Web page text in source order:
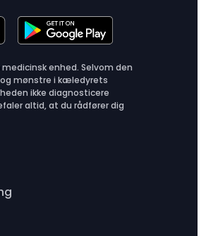
enhed. Selvom den
mønstre i kæledyrets
ikke diagnosticere
altid, at du rådfører dig